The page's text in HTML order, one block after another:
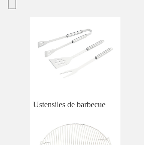
Ustensiles de barbecue